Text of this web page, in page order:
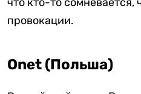
провокации.
Onet (Польша)